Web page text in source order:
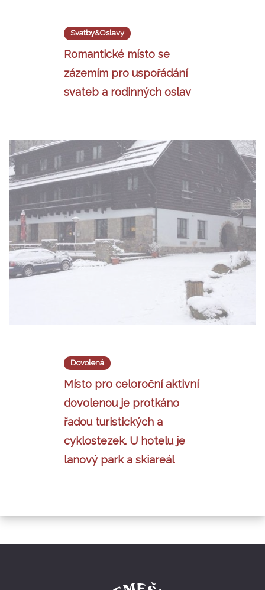
Svatby&Oslavy
Romantické místo se
zázemím pro uspořádání
svateb a rodinných oslav
Dovolená
Místo pro celoroční aktivní
dovolenou je protkáno
řadou turistických a
cyklostezek. U hotelu je
lanový park a skiareál